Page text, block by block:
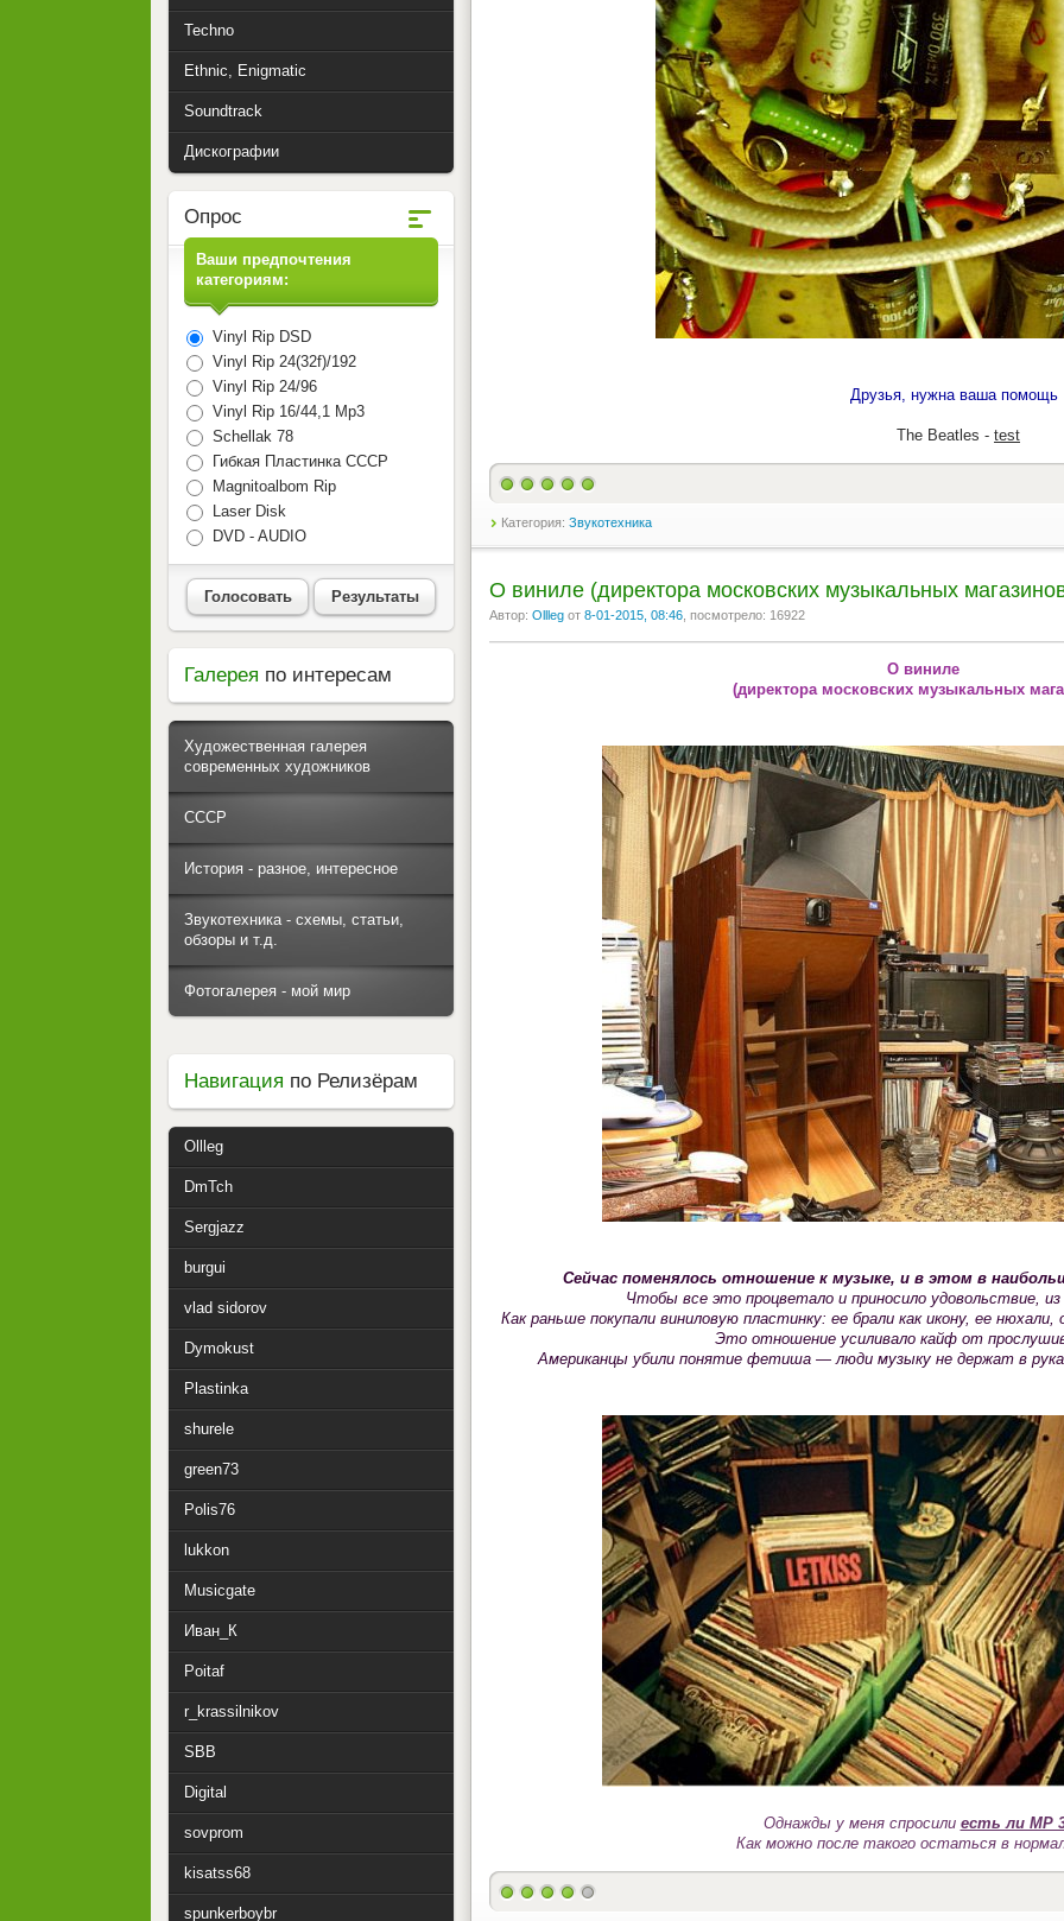
Друзья, нужна ваша помощь
The Beatles - test
Категория: Звукотехника
О виниле (директора московских музыкальных
Автор: Ollleg от 8-01-2015, 08:46, посмотрело: 16922
О виниле
(директора московских музыкальных
Сейчас поменялось отношение к музыке, и в этом в
Чтобы все это процветало и приносило удовольствие,
Как раньше покупали виниловую пластинку: ее брали как икону, ее
Это отношение усиливало кайф от
Американцы убили понятие фетиша — люди музыку не держат в
Однажды у меня спросили есть ли MP
Как можно после такого остаться в
Techno
Ethnic, Enigmatic
Soundtrack
Дискографии
Опрос
Ваши предпочтения
категориям:
Vinyl Rip DSD
Vinyl Rip 24(32f)/192
Vinyl Rip 24/96
Vinyl Rip 16/44,1 Mp3
Schellak 78
Гибкая Пластинка СССР
Magnitoalbom Rip
Laser Disk
DVD - AUDIO
Голосовать Результаты
Галерея по интересам
Художественная галерея
современных художников
СССР
История - разное, интересное
Звукотехника - схемы, статьи,
обзоры и т.д.
Фотогалерея - мой мир
Навигация по Релизёрам
Ollleg
DmTch
Sergjazz
burgui
vlad sidorov
Dymokust
Plastinka
shurele
green73
Polis76
lukkon
Musicgate
Иван_К
Poitaf
r_krassilnikov
SBB
Digital
sovprom
kisatss68
spunkerboybr